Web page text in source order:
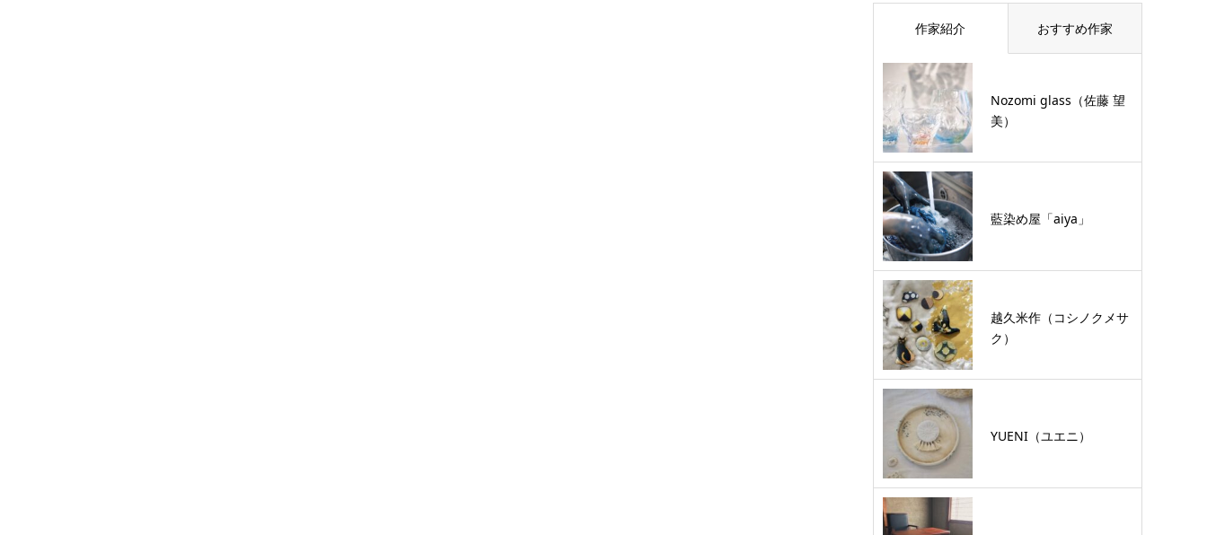
作家紹介 おすすめ作家
Nozomi glass（佐藤 望
美）
藍染め屋「aiya」
越久米作（コシノクメサ
ク）
YUENI（ユエニ）